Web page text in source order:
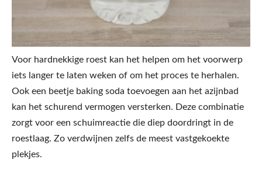
Voor hardnekkige roest kan het helpen om het voorwerp
iets langer te laten weken of om het proces te herhalen.
Ook een beetje baking soda toevoegen aan het azijnbad
kan het schurend vermogen versterken. Deze combinatie
zorgt voor een schuimreactie die diep doordringt in de
roestlaag. Zo verdwijnen zelfs de meest vastgekoekte
plekjes.